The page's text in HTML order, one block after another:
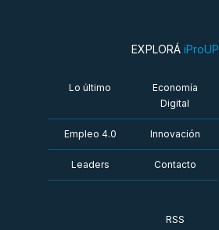
EXPLORÁ iProUP
Lo último
Economía
Digital
Empleo 4.0 Innovación
Leaders Contacto
RSS